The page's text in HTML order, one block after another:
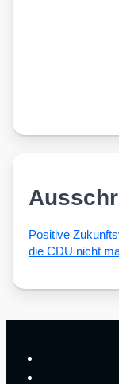
Posi­ti­ve
die CDU nicht